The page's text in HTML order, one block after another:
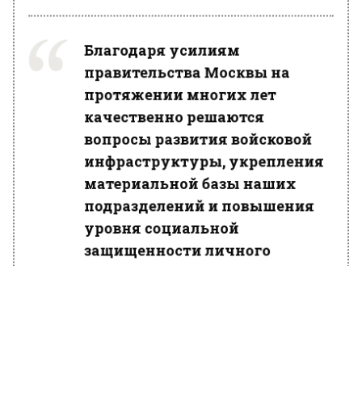
Благодаря усилиям
правительства Москвы на
протяжении многих лет
качественно решаются
вопросы развития войсковой
инфраструктуры, укрепления
материальной базы наших
подразделений и повышения
уровня социальной
защищенности личного